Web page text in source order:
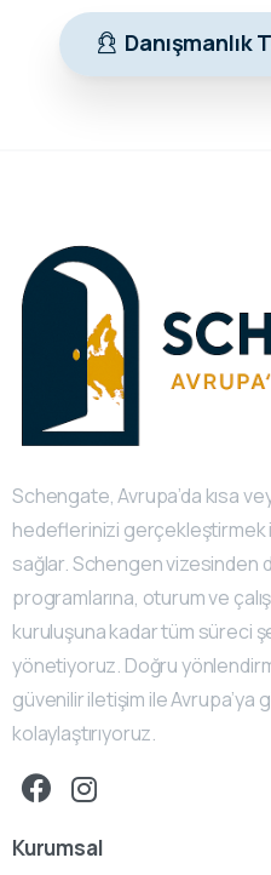
Danışmanlık
Schengate, Avrupa’da kısa
hedeflerinizi gerçekleştirmek
sağlar. Schengen vizesinden
programlarına, oturum ve
kuruluşuna kadar tüm süreci
yönetiyoruz. Doğru
güvenilir iletişim ile Avrupa’ya
kolaylaştırıyoruz.
Kurumsal